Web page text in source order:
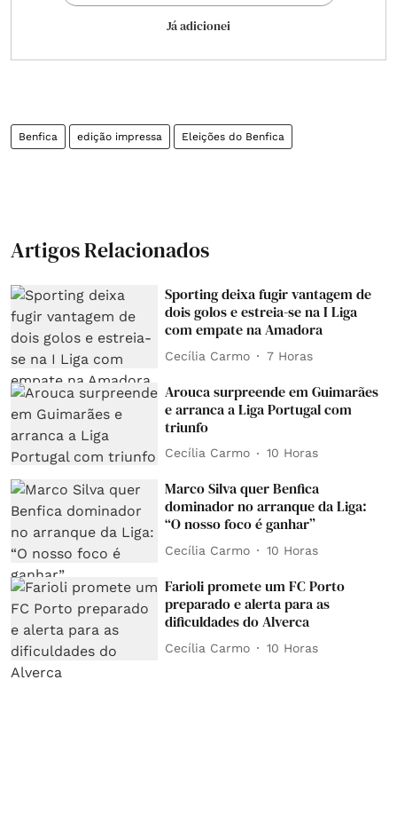
Já adicionei
Benfica edição impressa Eleições do Benfica
Artigos Relacionados
Sporting deixa fugir vantagem de
dois golos e estreia-se na I Liga
com empate na Amadora
Cecília Carmo 7 Horas
Arouca surpreende em Guimarães
e arranca a Liga Portugal com
triunfo
Cecília Carmo 10 Horas
Marco Silva quer Benfica
dominador no arranque da Liga:
“O nosso foco é ganhar”
Cecília Carmo 10 Horas
Farioli promete um FC Porto
preparado e alerta para as
dificuldades do Alverca
Cecília Carmo 10 Horas